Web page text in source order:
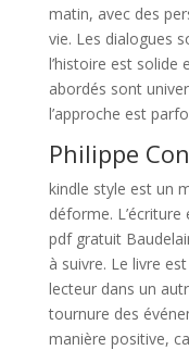
matin, avec des
vie. Les dialogues
l’histoire est solide
abordés sont
l’approche est
Philippe
kindle style est un
déforme.
pdf gratuit
à suivre. Le livre
lecteur dans un
tournure des
manière positive,